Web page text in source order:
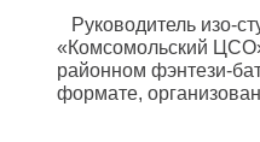
Руководитель изо-
«Комсомольский
районном фэнтези-
формате,